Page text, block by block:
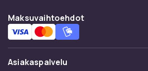
Maksuvaihtoehdot
Asiakaspalvelu